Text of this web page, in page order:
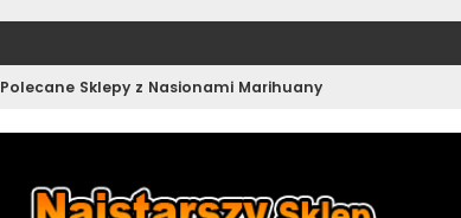
Polecane Sklepy z Nasionami Marihuany